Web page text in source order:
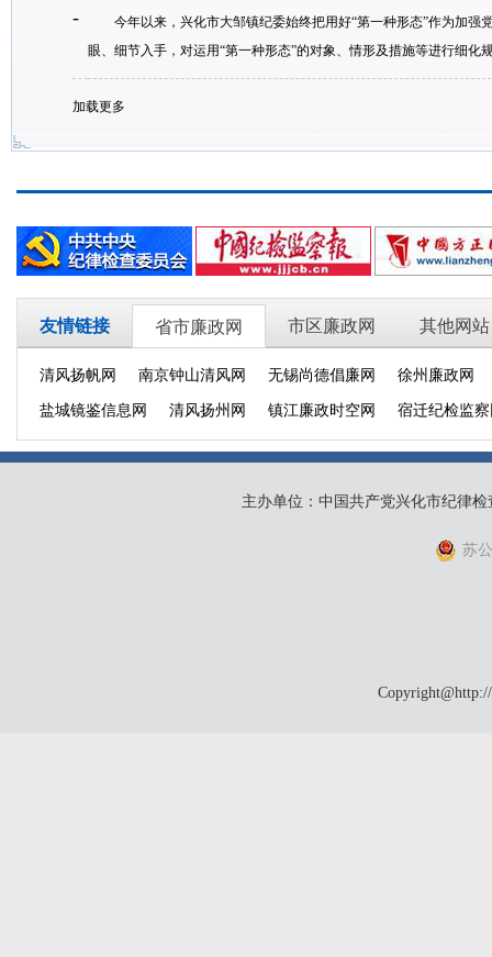
-
今年以来，兴化市大邹镇纪委始终把用好“第一种形态”作为加强
眼、细节入手，对运用“第一种形态”的对象、情形及措施等进行细化
加载更多
友情链接 省市廉政网 市区廉政网 其他网站
清风扬帆网 南京钟山清风网 无锡尚德倡廉网 徐州廉政网
盐城镜鉴信息网 清风扬州网 镇江廉政时空网 宿迁纪检监
主办单位：中国共产党兴化市纪律
苏